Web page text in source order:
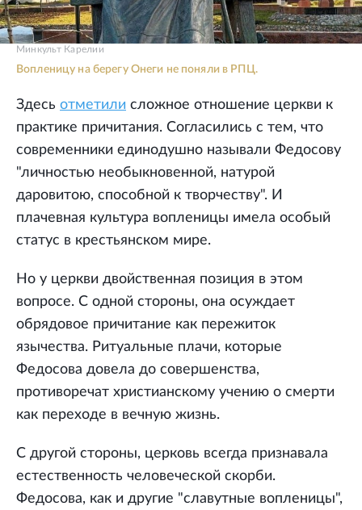
Минкульт Карелии
Вопленицу на берегу Онеги не поняли в РПЦ.
Здесь отметили сложное отношение церкви к
практике причитания. Согласились с тем, что
современники единодушно называли Федосову
"личностью необыкновенной, натурой
даровитою, способной к творчеству". И
плачевная культура вопленицы имела особый
статус в крестьянском мире.
Но у церкви двойственная позиция в этом
вопросе. С одной стороны, она осуждает
обрядовое причитание как пережиток
язычества. Ритуальные плачи, которые
Федосова довела до совершенства,
противоречат христианскому учению о смерти
как переходе в вечную жизнь.
С другой стороны, церковь всегда признавала
естественность человеческой скорби.
Федосова, как и другие "славутные вопленицы",